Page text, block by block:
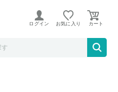
す。
ログイン お気に入り
ビーフ 500g 3～5人分